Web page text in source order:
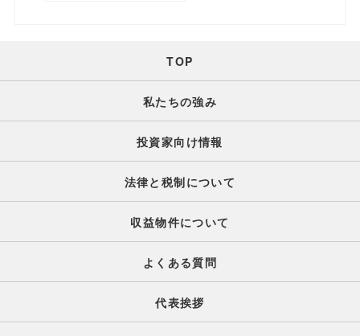
TOP
私たちの強み
投資家向け情報
法律と税制について
収益物件について
よくある質問
代表挨拶